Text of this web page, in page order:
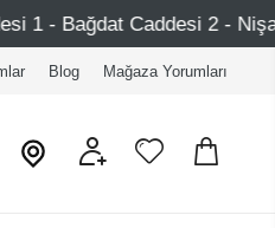
2 - Nişantaşı – Etiler –
Blog Mağaza Yorumları